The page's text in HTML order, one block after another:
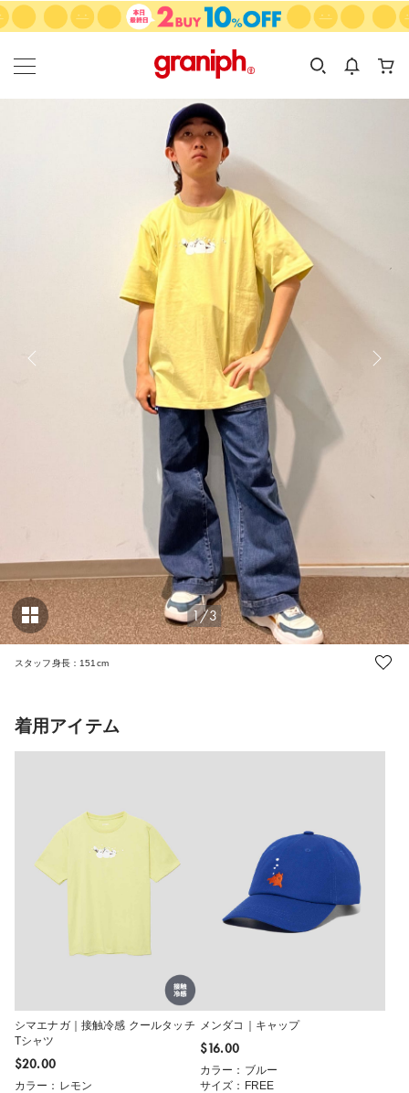
カテゴリーから探す
KIDS
カテゴリ
サイズ
1/3
スタッフ身長：151cm
着用アイテム
シマエナガ｜接触冷感 クールタッチ
Tシャツ
$‌20.00
カラー：レモン
メンダコ｜キャップ
$‌16.00
カラー：ブルー
サイズ：FREE